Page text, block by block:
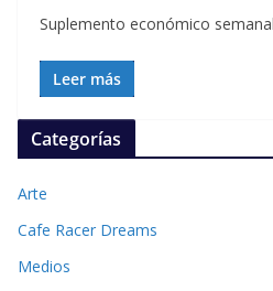
Suplemento económico
Leer más
Categorías
Arte
Cafe Racer Dreams
Medios